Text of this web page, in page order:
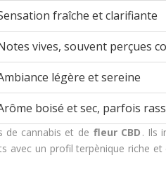
fraîche et clarifiante
vives, souvent perçues
légère et sereine
boisé et sec, parfois
de cannabis et de fleur CBD . Ils
avec un profil terpènique riche